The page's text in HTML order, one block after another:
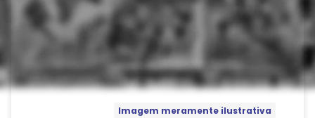
Imagem meramente ilustrativa